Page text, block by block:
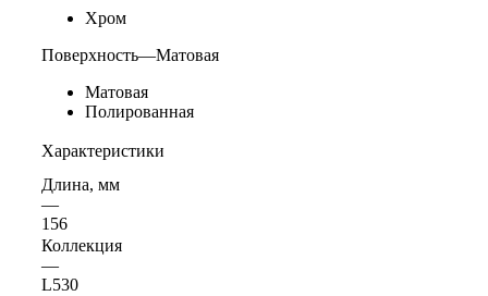
Хром
Поверхность—Матовая
Матовая
Полированная
Характеристики
Длина, мм
—
156
Коллекция
—
L530